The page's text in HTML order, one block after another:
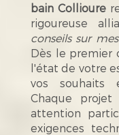
bain Collioure
rigoureuse
conseils sur
Dès le premier
l'état de votre
vos souhaits
Chaque
attention
exigences